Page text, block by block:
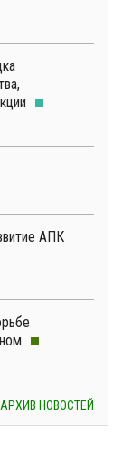
АПК
АРХИВ НОВОСТЕЙ